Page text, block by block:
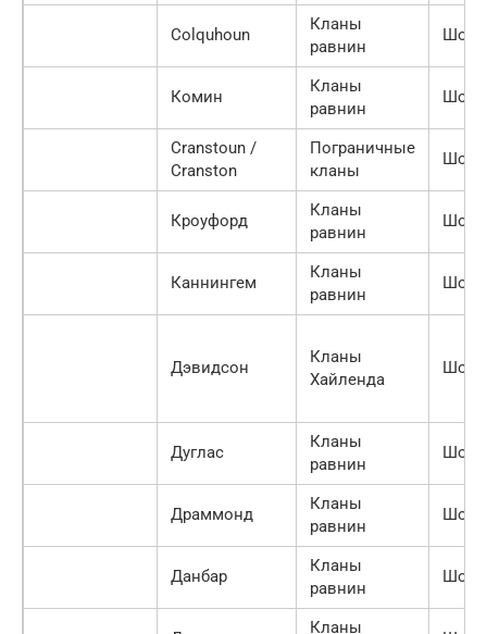
Colquhoun
Кланы
равнин
Комин
Кланы
равнин
Cranstoun /
Cranston
Пограничные
кланы
Кроуфорд
Кланы
равнин
Каннингем
Кланы
равнин
Дэвидсон
Кланы
Хайленда
Дуглас
Кланы
равнин
Драммонд
Кланы
равнин
Данбар
Кланы
равнин
Кланы